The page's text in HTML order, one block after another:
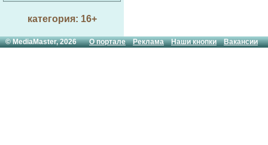
категория: 16+
© MediaMaster, 2026О портале Реклама Наши кнопки Вакансии